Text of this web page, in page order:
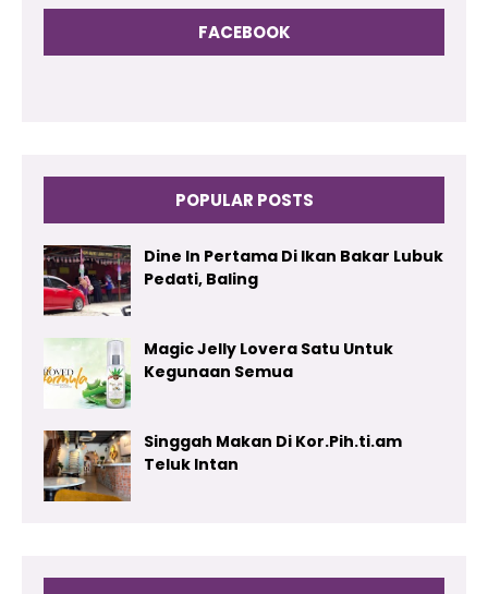
FACEBOOK
POPULAR POSTS
Dine In Pertama Di Ikan Bakar Lubuk
Pedati, Baling
Magic Jelly Lovera Satu Untuk
Kegunaan Semua
Singgah Makan Di Kor.Pih.ti.am
Teluk Intan